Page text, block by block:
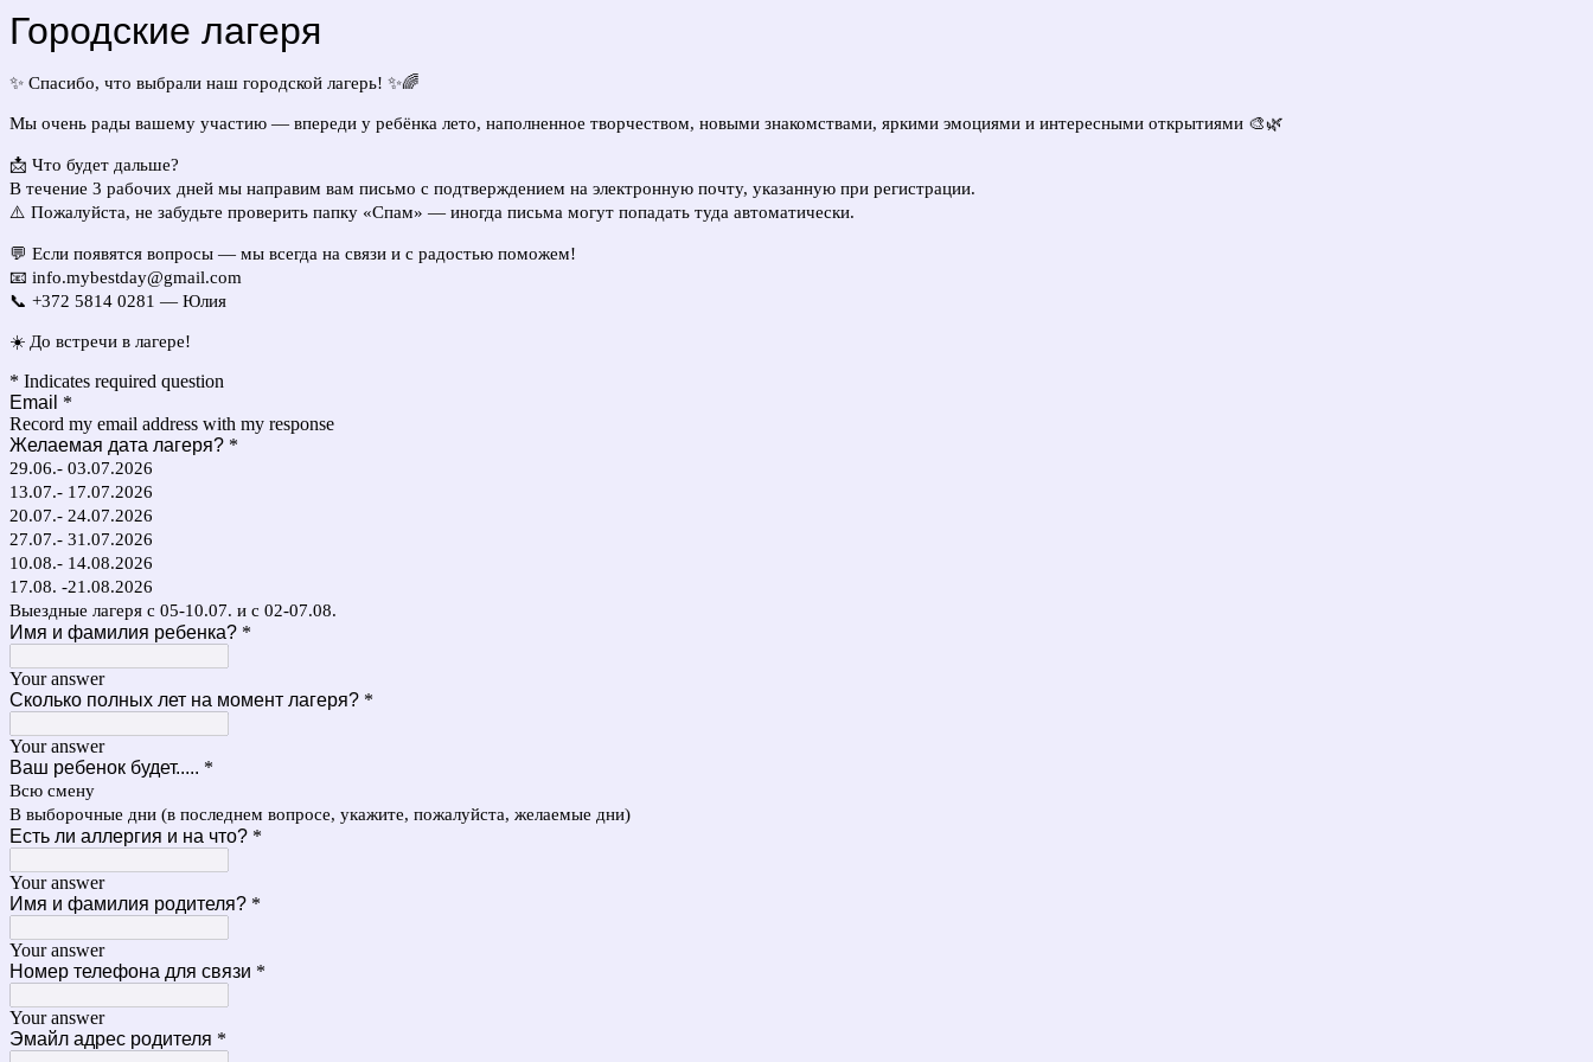
Городские лагеря
✨ Спасибо, что выбрали наш городской лагерь! ✨🌈
Мы очень рады вашему участию — впереди у ребёнка лето, наполненное творчеством, новыми знакомствами, яркими эмоциями и интересными открытиями 🎨🌿
📩 Что будет дальше?
В течение 3 рабочих дней мы направим вам письмо с подтверждением на электронную почту, указанную при регистрации.
⚠️ Пожалуйста, не забудьте проверить папку «Спам» — иногда письма могут попадать туда автоматически.
💬 Если появятся вопросы — мы всегда на связи и с радостью поможем!
📧 info.mybestday@gmail.com
📞 +372 5814 0281 — Юлия
☀️ До встречи в лагере!
* Indicates required question
Email *
Record my email address with my response
Желаемая дата лагеря? *
29.06.- 03.07.2026
13.07.- 17.07.2026
20.07.- 24.07.2026
27.07.- 31.07.2026
10.08.- 14.08.2026
17.08. -21.08.2026
Выездные лагеря с 05-10.07. и с 02-07.08.
Имя и фамилия ребенка? *
Your answer
Сколько полных лет на момент лагеря? *
Your answer
Ваш ребенок будет..... *
Всю смену
В выборочные дни (в последнем вопросе, укажите, пожалуйста, желаемые дни)
Есть ли аллергия и на что? *
Your answer
Имя и фамилия родителя? *
Your answer
Номер телефона для связи *
Your answer
Эмайл адрес родителя *